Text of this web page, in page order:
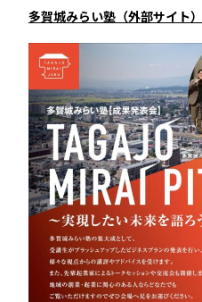
多賀城みらい塾（外部サイト）